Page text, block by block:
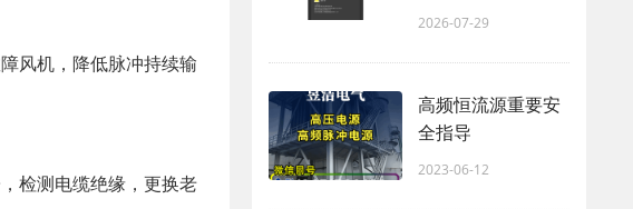
风机，降低脉冲持续输
检测电缆绝缘，更换老
2026-07-29
高频恒流源重要安
全指导
2023-06-12